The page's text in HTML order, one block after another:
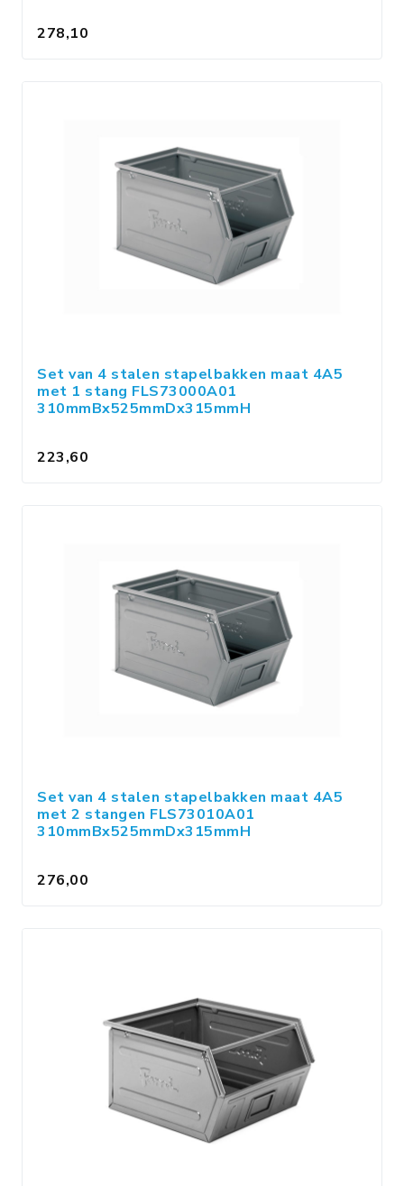
278,10
Set van 4 stalen stapelbakken maat 4A5
met 1 stang FLS73000A01
310mmBx525mmDx315mmH
223,60
Set van 4 stalen stapelbakken maat 4A5
met 2 stangen FLS73010A01
310mmBx525mmDx315mmH
276,00